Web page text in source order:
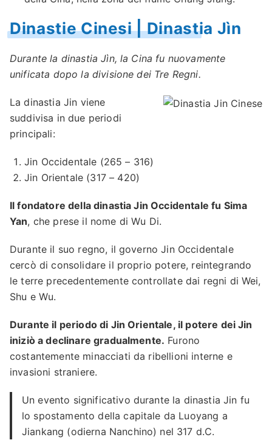
Dinastie Cinesi | Dinastia Jìn
Durante la dinastia Jìn, la Cina fu nuovamente
unificata dopo la divisione dei Tre Regni.
La dinastia Jin viene
suddivisa in due periodi
principali:
Jin Occidentale (265 – 316)
Jin Orientale (317 – 420)
Il fondatore della dinastia Jin Occidentale fu Sima
Yan, che prese il nome di Wu Di.
Durante il suo regno, il governo Jin Occidentale
cercò di consolidare il proprio potere, reintegrando
le terre precedentemente controllate dai regni di Wei,
Shu e Wu.
Durante il periodo di Jin Orientale, il potere dei Jin
iniziò a declinare gradualmente. Furono
costantemente minacciati da ribellioni interne e
invasioni straniere.
Un evento significativo durante la dinastia Jin fu
lo spostamento della capitale da Luoyang a
Jiankang (odierna Nanchino) nel 317 d.C.